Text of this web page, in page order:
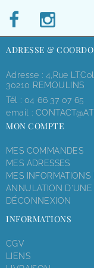
ADRESSE &
Adresse : 4,rue
30210 REMOULINS
Tél : 04 66 37 07 65
email :
MON COMPTE
MES COMMANDES
MES ADRESSES
MES
ANNULATION D'UNE
DÉCONNEXION
INFORMATIONS
CGV
LIENS